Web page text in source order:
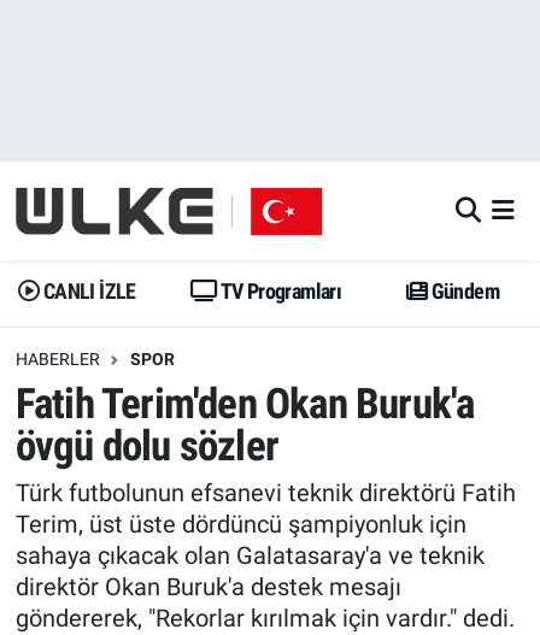
CANLI İZLE TV Programları Gündem
HABERLER SPOR
Fatih Terim'den Okan Buruk'a
övgü dolu sözler
Türk futbolunun efsanevi teknik direktörü Fatih
Terim, üst üste dördüncü şampiyonluk için
sahaya çıkacak olan Galatasaray'a ve teknik
direktör Okan Buruk'a destek mesajı
göndererek, "Rekorlar kırılmak için vardır." dedi.
Gündem
Dünya
Erişim Bilgileri
Ekonomi
Trend
Özel Haberler
Gündem
Trend
Erişim Bilgileri
Spor
Ekonomi
Dünya
İstanbul Namaz Vakitleri
Trafik Durumu
Erişim Bilgileri
Tüm Manşetler
Son Dakika Haberleri
Haber Arşivi